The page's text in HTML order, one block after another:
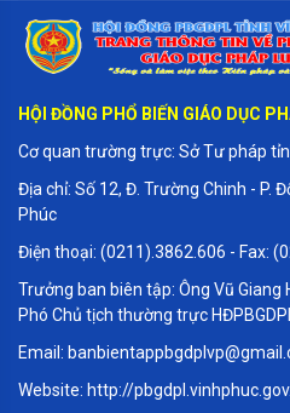
HỘI ĐỒNG PHỔ BIẾN GIÁO DỤC
Cơ quan trường trực: Sở Tư pháp
Địa chỉ: Số 12, Đ. Trường Chinh - P.
Phúc
Điện thoại: (0211).3862.606 - Fax:
Trưởng ban biên tập: Ông Vũ Giang
Phó Chủ tịch thường trực
Email:
Website: http://